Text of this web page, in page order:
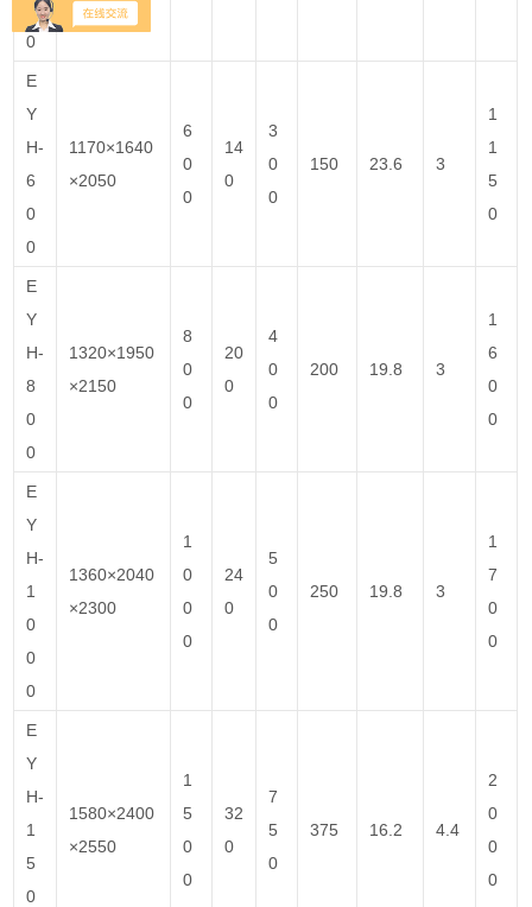
0
0
E
Y
H-
6
0
0
1170×1640
×2050
6
0
0
14
0
3
0
0
150 23.6 3
1
1
5
0
E
Y
H-
8
0
0
1320×1950
×2150
8
0
0
20
0
4
0
0
200 19.8 3
1
6
0
0
E
Y
H-
1
0
0
0
1360×2040
×2300
1
0
0
0
24
0
5
0
0
250 19.8 3
1
7
0
0
E
Y
H-
1
5
0
1580×2400
×2550
1
5
0
0
32
0
7
5
0
375 16.2 4.4
2
0
0
0